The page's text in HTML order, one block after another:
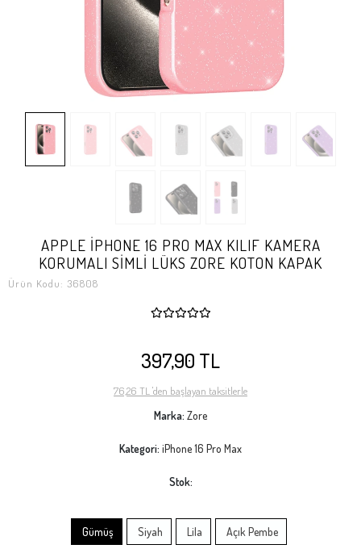
APPLE İPHONE 16 PRO MAX KILIF KAMERA
KORUMALI SİMLİ LÜKS ZORE KOTON KAPAK
Ürün Kodu: 36808
397,90 TL
76,26 TL 'den başlayan taksitlerle
Marka: Zore
Kategori: iPhone 16 Pro Max
Stok:
Gümüş Siyah Lila Açık Pembe